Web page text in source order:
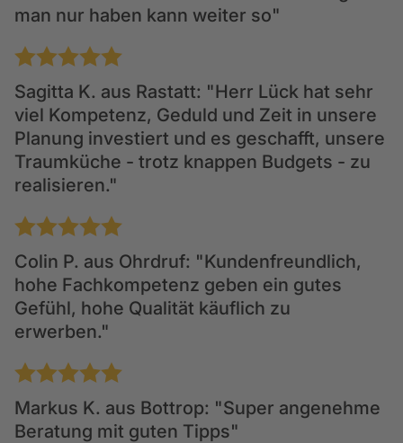
man nur haben kann weiter so"
1 2 3 4 5
Sagitta K. aus Rastatt: "Herr Lück hat sehr
viel Kompetenz, Geduld und Zeit in unsere
Planung investiert und es geschafft, unsere
Traumküche - trotz knappen Budgets - zu
realisieren."
1 2 3 4 5
Colin P. aus Ohrdruf: "Kundenfreundlich,
hohe Fachkompetenz geben ein gutes
Gefühl, hohe Qualität käuflich zu
erwerben."
1 2 3 4 5
Markus K. aus Bottrop: "Super angenehme
Beratung mit guten Tipps"